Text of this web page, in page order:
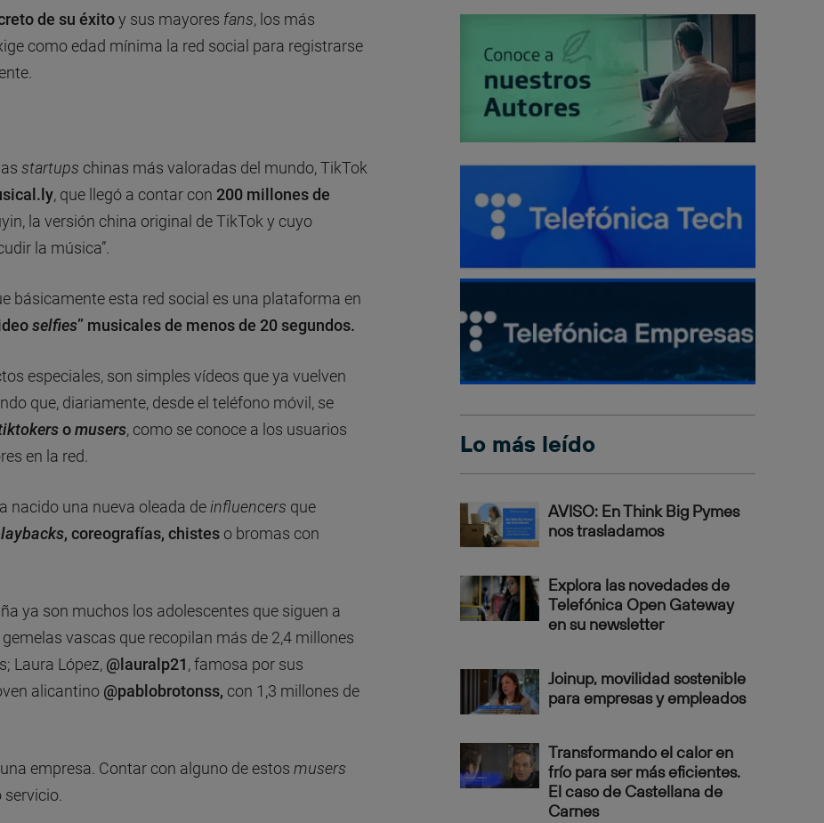
de su éxitoy sus mayores fans, los más
como edad mínima la red social para registrarse
startups chinas más valoradas del mundo, TikTok
, que llegó a contar con 200 millones de
la versión china original de TikTok y cuyo
la música”.
básicamente esta red social es una plataforma en
selfies” musicales de menos de 20 segundos.
especiales, son simples vídeos que ya vuelven
que, diariamente, desde el teléfono móvil, se
omusers, como se conoce a los usuarios
en la red.
nacido una nueva oleada deinfluencers que
, coreografías, chisteso bromas con
ya son muchos los adolescentes que siguen a
gemelas vascas que recopilan más de 2,4 millones
Laura López, @lauralp21, famosa por sus
alicantino @pablobrotonss, con 1,3 millones de
empresa. Contar con alguno de estos musers
Lo más leído
AVISO: En Think Big Pymes
nos trasladamos
Explora las novedades de
Telefónica Open Gateway
en su newsletter
Joinup, movilidad sostenible
para empresas y empleados
Transformando el calor en
frío para ser más eficientes.
El caso de Castellana de
Carnes